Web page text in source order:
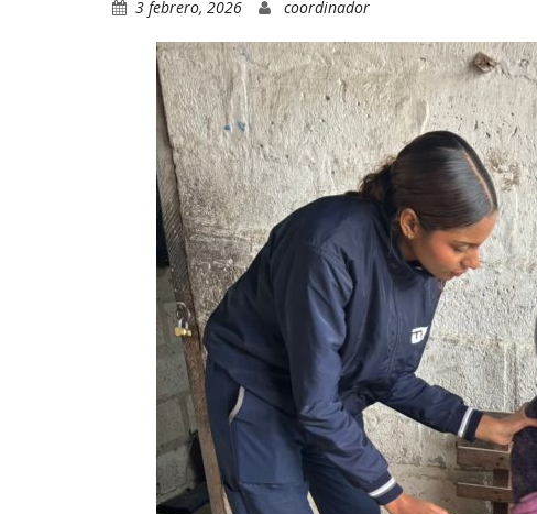
3 febrero, 2026 coordinador